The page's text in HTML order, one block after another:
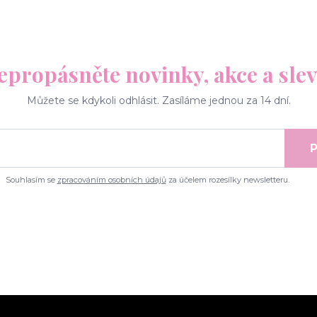
novinky, akce a
Můžete se kdykoli odhlásit. Zasíláme jednou za 14 dní.
Souhlasím se zpracováním osobních údajůza účelem rozesílky newsletteru.